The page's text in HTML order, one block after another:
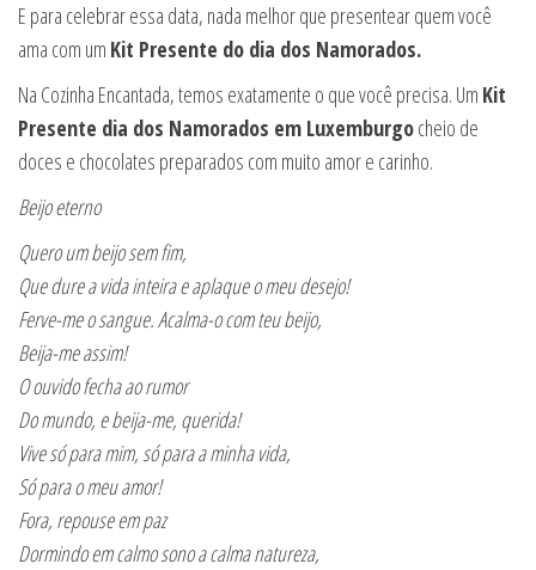
E para celebrar essa data, nada melhor que presentear quem você
ama com um Kit Presente do dia dos Namorados.
Na Cozinha Encantada, temos exatamente o que você precisa. Um Kit
Presente dia dos Namorados em Luxemburgocheio de
doces e chocolates preparados com muito amor e carinho.
Beijo eterno
Quero um beijo sem fim,
Que dure a vida inteira e aplaque o meu desejo!
Ferve-me o sangue. Acalma-o com teu beijo,
Beija-me assim!
O ouvido fecha ao rumor
Do mundo, e beija-me, querida!
Vive só para mim, só para a minha vida,
Só para o meu amor!
Fora, repouse em paz
Dormindo em calmo sono a calma natureza,